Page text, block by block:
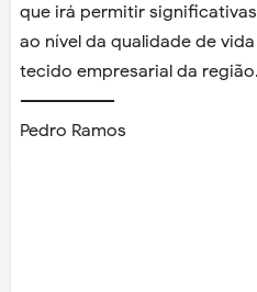
que irá permitir
ao nível da qualidade de
tecido empresarial da região.
-----------------
Pedro Ramos